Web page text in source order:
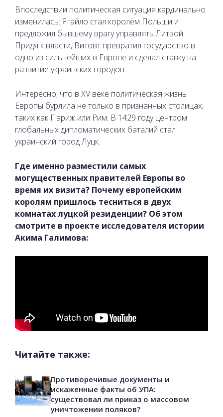
Впоследствии политическая ситуация кардинально
изменилась: Ягайло стал королём Польши и
предложил бывшему врагу управлять Литвой.
Придя к власти, Витовт превратил государство в
одно из сильнейших в Европе и сделал ставку на
развитие украинских городов.
Интересно, что в XV веке политическая жизнь
Европы бурлила не только в признанных столицах,
таких как Париж или Рим. В 1429 году центром
глобальных дипломатических баталий стал
украинский город Луцк.
Где именно разместили самых
могущественных правителей Европы во
время их визита? Почему европейским
королям пришлось тесниться в двух
комнатах луцкой резиденции? Об этом
смотрите в проекте исследователя истории
Акима Галимова:
Читайте также:
Противоречивые документы и
искаженные факты об УПА:
существовал ли приказ о массовом
уничтожении поляков?